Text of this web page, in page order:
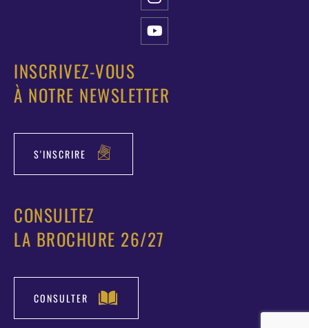
INSCRIVEZ-VOUS
À NOTRE NEWSLETTER
S'INSCRIRE
CONSULTEZ
LA BROCHURE 26/27
CONSULTER